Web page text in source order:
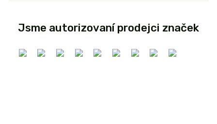
Jsme autorizovaní prodejci značek